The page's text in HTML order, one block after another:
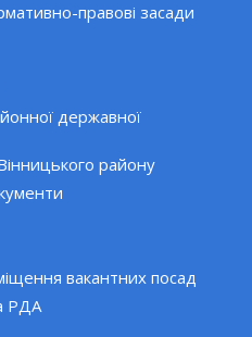
правові засади
державної
району
вакантних посад
РДА